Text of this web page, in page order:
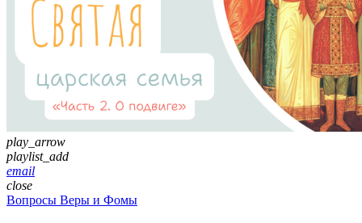
play_arrow
playlist_add
email
close
Вопросы Веры и Фомы